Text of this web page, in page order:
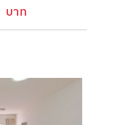
บาท